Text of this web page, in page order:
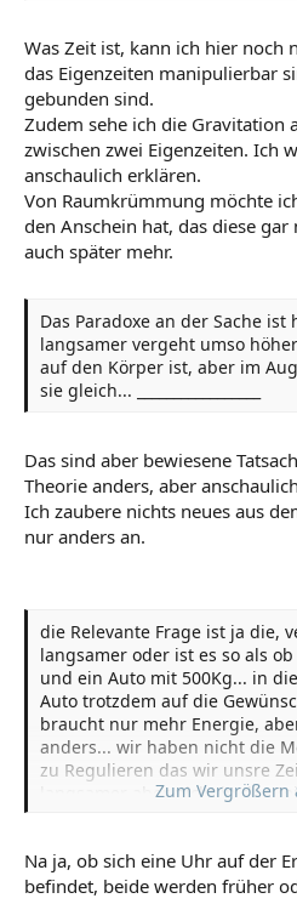
Was Zeit ist, kann ich hier noch
das Eigenzeiten manipulierbar
gebunden sind.
Zudem sehe ich die Gravitation
zwischen zwei Eigenzeiten. Ich
anschaulich erklären.
Von Raumkrümmung möchte
den Anschein hat, das diese
auch später mehr.
Das Paradoxe an der Sache
langsamer vergeht umso
auf den Körper ist, aber im
sie gleich... _________________
Das sind aber bewiesene
Theorie anders, aber
Ich zaubere nichts neues aus
nur anders an.
die Relevante Frage ist ja die,
langsamer oder ist es so als
und ein Auto mit 500Kg... in
Auto trotzdem auf die
braucht nur mehr Energie,
anders... wir haben nicht die
zu Regulieren das wir unsre
langsamer aber nicht in der
Zum Vergrößern
Na ja, ob sich eine Uhr auf der
befindet, beide werden früher